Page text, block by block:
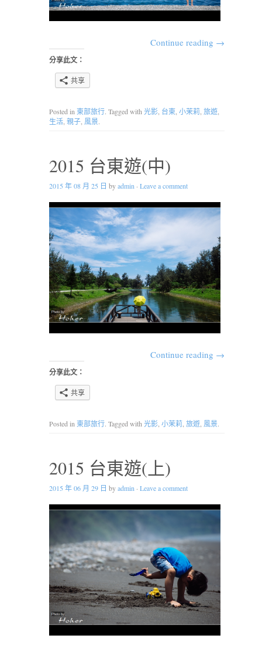
Continue reading →
分享此文：
共享
Posted in 東部旅行. Tagged with 光影 台東 小茉莉 旅遊
生活 親子 風景.
2015 台東遊(中)
2015 年 08 月 25 日 byadmin · Leave a comment
Continue reading →
分享此文：
共享
Posted in 東部旅行. Tagged with 光影 小茉莉 旅遊 風景.
2015 台東遊(上)
2015 年 06 月 29 日 byadmin · Leave a comment